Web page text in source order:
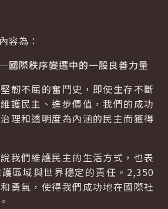
容為：
國際秩序變遷中的一股良善力量
韌不屈的奮鬥史，即使生存不斷
護民主、進步價值，我們的成功
理和透明度為內涵的民主而獲得
我們維護民主的生活方式，也表
區域與世界穩定的責任。2,350
勇氣，使得我們成功地在國際社